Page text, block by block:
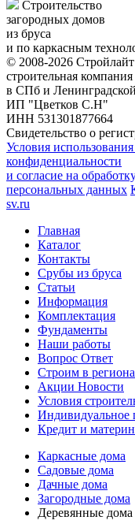
Строительство
загородных домов
из бруса
и по каркасным
© 2008-2026
строительная компания
в СПб и
ИП "Цветков С.Н"
ИНН 531301877664
Свидетельство о
Условия
конфиденциальности
и согласие на
персональных данных
sv.ru
Главная
Каталог
Контакты
Срубы из бруса
Статьи
Информация
Комплектация
Фундаменты
Наши работы
Вопрос Ответ
Строим в
Акции Новости
Условия
Индивидуальное
Кредит и
Каркасные дома
Садовые дома
Дачные дома
Загородные дома
Деревянные дома